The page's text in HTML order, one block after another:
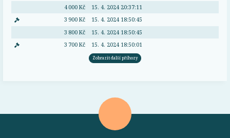
4 000 Kč
15. 4. 2024 20:37:11
3 900 Kč
15. 4. 2024 18:50:45
3 800 Kč
15. 4. 2024 18:50:45
3 700 Kč
15. 4. 2024 18:50:01
Zobrazit další příhozy